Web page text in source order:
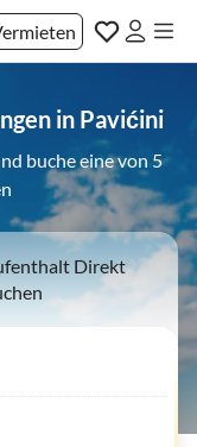
in Pavićini
buche eine von 5
Direkt